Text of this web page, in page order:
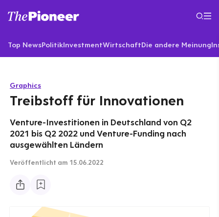
Top NewsPolitikInvestmentWirtschaftDie andere Meinung
Graphics
Treibstoff für Innovationen
Venture-Investitionen in Deutschland von Q2
2021 bis Q2 2022 und Venture-Funding nach
ausgewählten Ländern
Veröffentlicht am 15.06.2022